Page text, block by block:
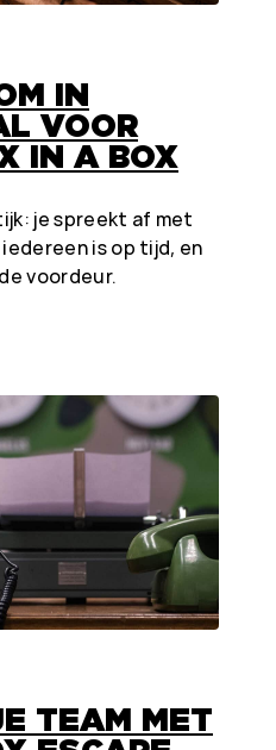
IN
VOOR
IN A BOX
je spreekt af met
is op tijd, en
voordeur.
TEAM MET